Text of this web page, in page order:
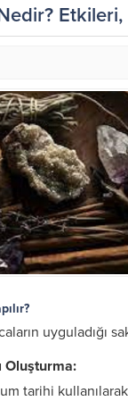
Etkileri,
uyguladığı
Oluşturma:
tarihi